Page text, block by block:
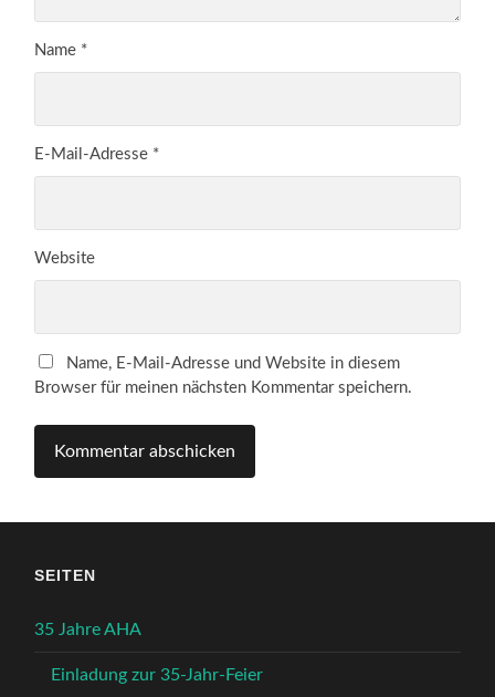
Name *
E-Mail-Adresse *
Website
Name, E-Mail-Adresse und Website in diesem
Browser für meinen nächsten Kommentar speichern.
SEITEN
35 Jahre AHA
Einladung zur 35-Jahr-Feier